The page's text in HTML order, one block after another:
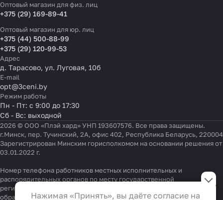
Оптовый магазин для физ. лиц
+375 (29) 169-89-41
Оптовый магазин для юр. лиц
+375 (44) 500-88-99
+375 (29) 120-99-53
Адрес
д. Тарасово, ул. Луговая, 10б
E-mail
opt@3ceni.by
Режим работы
Пн - Пт: с 9:00 до 17:30
Сб - Вс: выходной
2026 © ООО «Плэй хард» УНП 193607576. Все права защищены.
г.Минск, пер. Тучинский, 2А, офис 402, Республика Беларусь, 220004
Зарегистрирован Минским горисполкомом на основании решения от
03.01.2022 г.
Номер телефона работников местных исполнительных и
распорядительных органов по месту государственной
регистрации ООО «Плэй хард», уполномоченных рассматривать
обращения покупателей:+375 17 323-41-58,+375 17 370-30-64
Настройки файлов cookie
Функциональные
Нажимая «Принять», вы даёте согласие на